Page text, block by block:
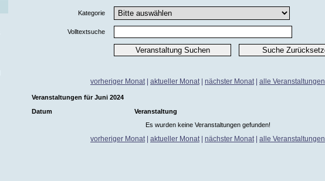
Kategorie
Volltextsuche
vorheriger Monat| aktueller Monat| nächster Monat| alle Veranstaltungen
Veranstaltungen für Juni 2024
Datum
Veranstaltung
Es wurden keine Veranstaltungen gefunden!
vorheriger Monat| aktueller Monat| nächster Monat| alle Veranstaltungen